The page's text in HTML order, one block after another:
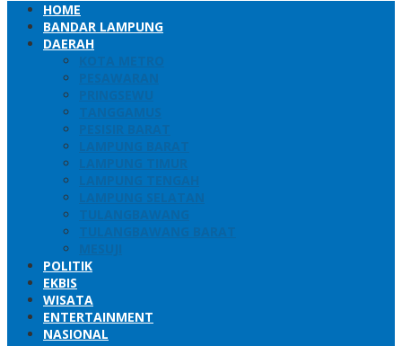
HOME
BANDAR LAMPUNG
DAERAH
KOTA METRO
PESAWARAN
PRINGSEWU
TANGGAMUS
PESISIR BARAT
LAMPUNG BARAT
LAMPUNG TIMUR
LAMPUNG TENGAH
LAMPUNG SELATAN
TULANGBAWANG
TULANGBAWANG BARAT
MESUJI
POLITIK
EKBIS
WISATA
ENTERTAINMENT
NASIONAL